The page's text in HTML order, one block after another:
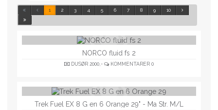
1 2 3 4 5 6 7 8 9 10
NORCO fluid fs 2
DUSØR 2000,- KOMMENTARER 0
Trek Fuel EX 8 G en 6 Orange 29" - Ma Str. M/L